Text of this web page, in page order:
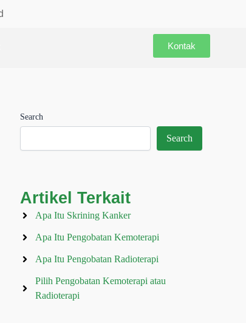
Kontak
Search
Search
Artikel Terkait
Apa Itu Skrining Kanker
Apa Itu Pengobatan Kemoterapi
Apa Itu Pengobatan Radioterapi
Pilih Pengobatan Kemoterapi atau
Radioterapi